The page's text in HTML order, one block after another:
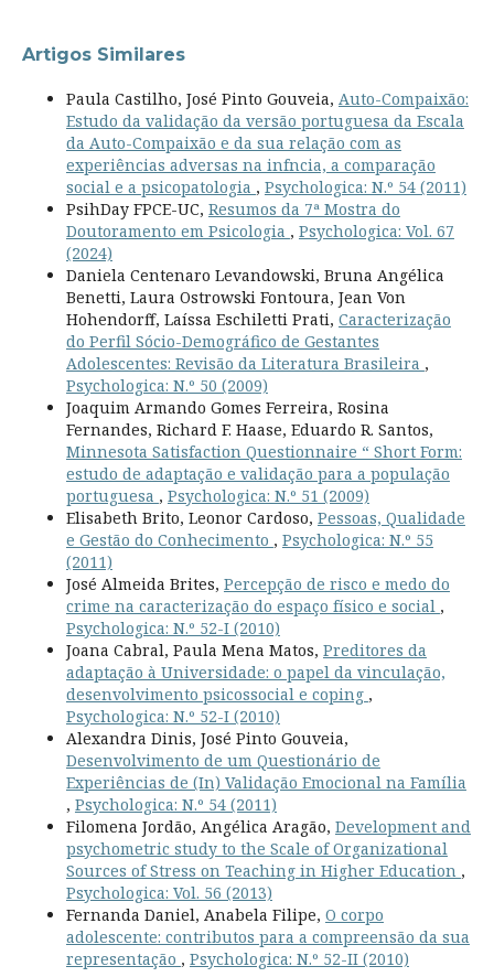
Artigos Similares
Paula Castilho, José Pinto Gouveia, Auto-Compaixão:
Estudo da validação da versão portuguesa da Escala
da Auto-Compaixão e da sua relação com as
experiências adversas na infncia, a comparação
social e a psicopatologia , Psychologica: N.º 54 (2011)
PsihDay FPCE-UC, Resumos da 7ª Mostra do
Doutoramento em Psicologia , Psychologica: Vol. 67
(2024)
Daniela Centenaro Levandowski, Bruna Angélica
Benetti, Laura Ostrowski Fontoura, Jean Von
Hohendorff, Laíssa Eschiletti Prati, Caracterização
do Perfil Sócio-Demográfico de Gestantes
Adolescentes: Revisão da Literatura Brasileira ,
Psychologica: N.º 50 (2009)
Joaquim Armando Gomes Ferreira, Rosina
Fernandes, Richard F. Haase, Eduardo R. Santos,
Minnesota Satisfaction Questionnaire “ Short Form:
estudo de adaptação e validação para a população
portuguesa , Psychologica: N.º 51 (2009)
Elisabeth Brito, Leonor Cardoso, Pessoas, Qualidade
e Gestão do Conhecimento , Psychologica: N.º 55
(2011)
José Almeida Brites, Percepção de risco e medo do
crime na caracterização do espaço físico e social ,
Psychologica: N.º 52-I (2010)
Joana Cabral, Paula Mena Matos, Preditores da
adaptação à Universidade: o papel da vinculação,
desenvolvimento psicossocial e coping ,
Psychologica: N.º 52-I (2010)
Alexandra Dinis, José Pinto Gouveia,
Desenvolvimento de um Questionário de
Experiências de (In) Validação Emocional na Família
, Psychologica: N.º 54 (2011)
Filomena Jordão, Angélica Aragão, Development and
psychometric study to the Scale of Organizational
Sources of Stress on Teaching in Higher Education ,
Psychologica: Vol. 56 (2013)
Fernanda Daniel, Anabela Filipe, O corpo
adolescente: contributos para a compreensão da sua
representação , Psychologica: N.º 52-II (2010)